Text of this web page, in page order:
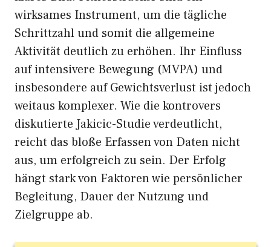
wirksames Instrument, um die tägliche
Schrittzahl und somit die allgemeine
Aktivität deutlich zu erhöhen. Ihr Einfluss
auf intensivere Bewegung (MVPA) und
insbesondere auf Gewichtsverlust ist jedoch
weitaus komplexer. Wie die kontrovers
diskutierte Jakicic-Studie verdeutlicht,
reicht das bloße Erfassen von Daten nicht
aus, um erfolgreich zu sein. Der Erfolg
hängt stark von Faktoren wie persönlicher
Begleitung, Dauer der Nutzung und
Zielgruppe ab.